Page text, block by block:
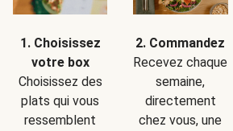
1. Choisissez
votre box
Choisissez des
plats qui vous
ressemblent
2. Commandez
Recevez chaque
semaine,
directement
chez vous, une